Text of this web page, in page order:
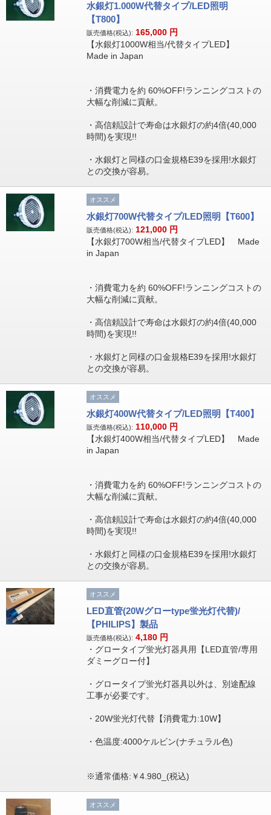
水銀灯1.000W代替タイプ/LED照明
【T800】
販売価格(税込): 165,000 円
【水銀灯1000W相当/代替タイプLED】
Made in Japan
・消費電力を約 60%OFF!ランニングコストの
大幅な削減に貢献。
・高信頼設計で寿命は水銀灯の約4倍(40,000
時間)を実現!!
・水銀灯と同様の口金規格E39を採用!水銀灯
との交換が容易。
オススメ
水銀灯700W代替タイプ/LED照明【T600】
販売価格(税込): 121,000 円
【水銀灯700W相当/代替タイプLED】 Made
in Japan
・消費電力を約 60%OFF!ランニングコストの
大幅な削減に貢献。
・高信頼設計で寿命は水銀灯の約4倍(40,000
時間)を実現!!
・水銀灯と同様の口金規格E39を採用!水銀灯
との交換が容易。
オススメ
水銀灯400W代替タイプ/LED照明【T400】
販売価格(税込): 110,000 円
【水銀灯400W相当/代替タイプLED】 Made
in Japan
・消費電力を約 60%OFF!ランニングコストの
大幅な削減に貢献。
・高信頼設計で寿命は水銀灯の約4倍(40,000
時間)を実現!!
・水銀灯と同様の口金規格E39を採用!水銀灯
との交換が容易。
オススメ
LED直管(20Wグローtype蛍光灯代替)/
【PHILIPS】製品
販売価格(税込): 4,180 円
・グロータイプ蛍光灯器具用【LED直管/専用
ダミーグロー付】
・グロータイプ蛍光灯器具以外は、別途配線
工事が必要です。
・20W蛍光灯代替【消費電力:10W】
・色温度:4000ケルビン(ナチュラル色)
※通常価格:￥4.980_(税込)
オススメ